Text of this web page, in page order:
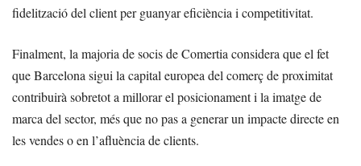
fidelització del client per guanyar eficiència i competitivitat.
Finalment, la majoria de socis de Comertia considera que el fet
que Barcelona sigui la capital europea del comerç de proximitat
contribuirà sobretot a millorar el posicionament i la imatge de
marca del sector, més que no pas a generar un impacte directe en
les vendes o en l’afluència de clients.